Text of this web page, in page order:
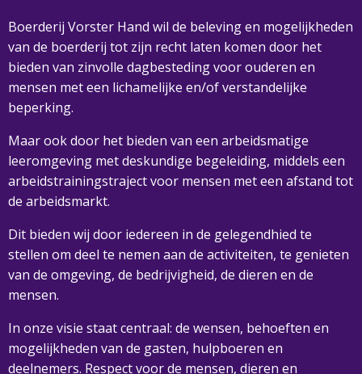
Boerderij Vorster Hand wil de beleving en mogelijkheden
van de boerderij tot zijn recht laten komen door het
bieden van zinvolle dagbesteding voor ouderen en
mensen met een lichamelijke en/of verstandelijke
beperking.
Maar ook door het bieden van een arbeidsmatige
leeromgeving met deskundige begeleiding, middels een
arbeidstrainingstraject voor mensen met een afstand tot
de arbeidsmarkt.
Dit bieden wij door iedereen in de gelegendhied te
stellen om deel te nemen aan de activiteiten, te genieten
van de omgeving, de bedrijvigheid, de dieren en de
mensen.
In onze visie staat centraal: de wensen, behoeften en
mogelijkheden van de gasten, hulpboeren en
deelnemers. Respect voor de mensen, dieren en